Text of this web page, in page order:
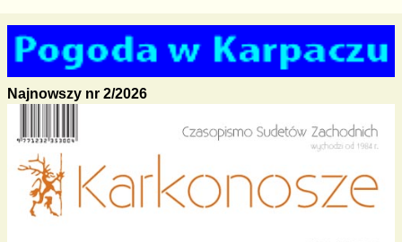
Najnowszy nr 2/2026